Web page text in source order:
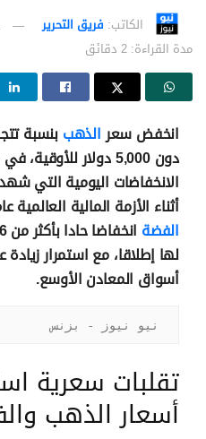
الكاتب: فريق التحرير
مدة القراءة: 2 دقائق
انخفض سعرالذهب
دون 5,000 دولار
الانخفاضات اليومية التي
أثناء الأزمة المالية العالمية عام 2008، بينما شهدت
الفضة
لها إطلاقا، مع استمرار زيادة
أسواق المعادن الأوسع.
نيو نيوز - بزنس
تقلبات سعرية
أسعار الذهب